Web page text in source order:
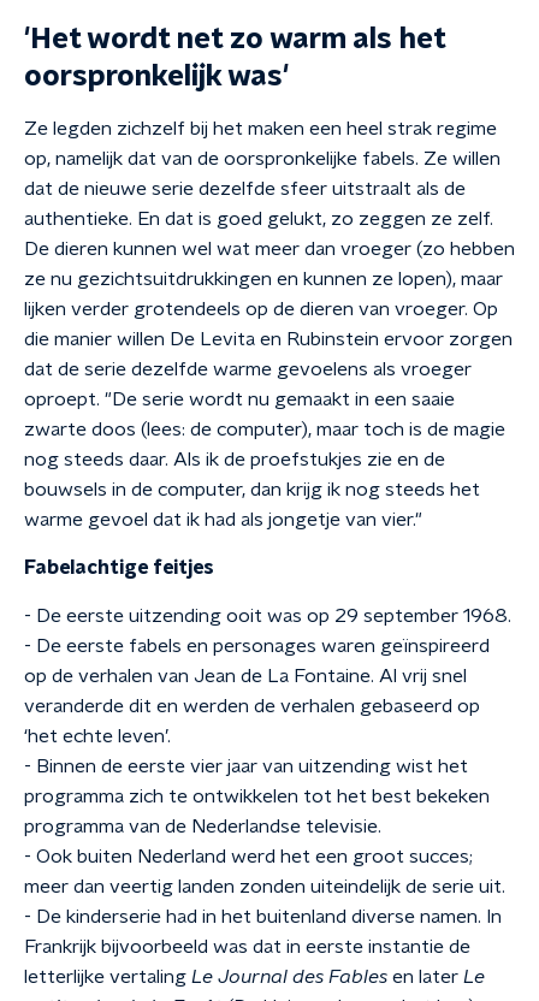
'Het wordt net zo warm als het
oorspronkelijk was'
Ze legden zichzelf bij het maken een heel strak regime
op, namelijk dat van de oorspronkelijke fabels. Ze willen
dat de nieuwe serie dezelfde sfeer uitstraalt als de
authentieke. En dat is goed gelukt, zo zeggen ze zelf.
De dieren kunnen wel wat meer dan vroeger (zo hebben
ze nu gezichtsuitdrukkingen en kunnen ze lopen), maar
lijken verder grotendeels op de dieren van vroeger. Op
die manier willen De Levita en Rubinstein ervoor zorgen
dat de serie dezelfde warme gevoelens als vroeger
oproept. "De serie wordt nu gemaakt in een saaie
zwarte doos (lees: de computer), maar toch is de magie
nog steeds daar. Als ik de proefstukjes zie en de
bouwsels in de computer, dan krijg ik nog steeds het
warme gevoel dat ik had als jongetje van vier."
Fabelachtige feitjes
- De eerste uitzending ooit was op 29 september 1968.
- De eerste fabels en personages waren geïnspireerd
op de verhalen van Jean de La Fontaine. Al vrij snel
veranderde dit en werden de verhalen gebaseerd op
‘het echte leven’.
- Binnen de eerste vier jaar van uitzending wist het
programma zich te ontwikkelen tot het best bekeken
programma van de Nederlandse televisie.
- Ook buiten Nederland werd het een groot succes;
meer dan veertig landen zonden uiteindelijk de serie uit.
- De kinderserie had in het buitenland diverse namen. In
Frankrijk bijvoorbeeld was dat in eerste instantie de
letterlijke vertaling Le Journal des Fables en later Le